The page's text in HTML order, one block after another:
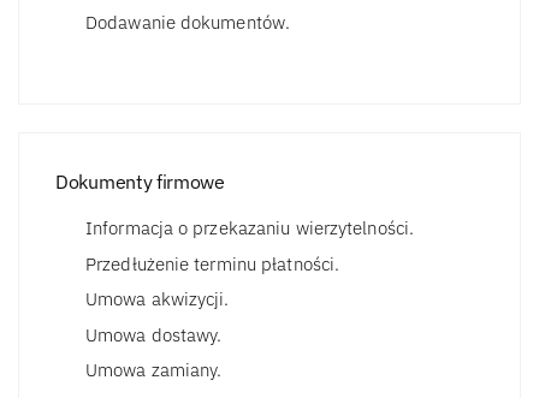
Dodawanie dokumentów.
Dokumenty firmowe
Informacja o przekazaniu wierzytelności.
Przedłużenie terminu płatności.
Umowa akwizycji.
Umowa dostawy.
Umowa zamiany.